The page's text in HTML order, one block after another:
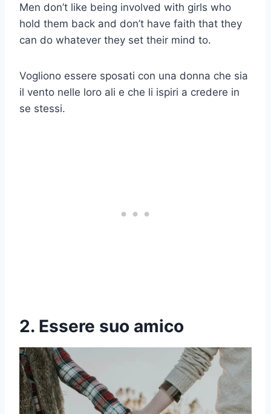
Men don’t like being involved with girls who
hold them back and don’t have faith that they
can do whatever they set their mind to.
Vogliono essere sposati con una donna che sia
il vento nelle loro ali e che li ispiri a credere in
se stessi.
2. Essere suo amico